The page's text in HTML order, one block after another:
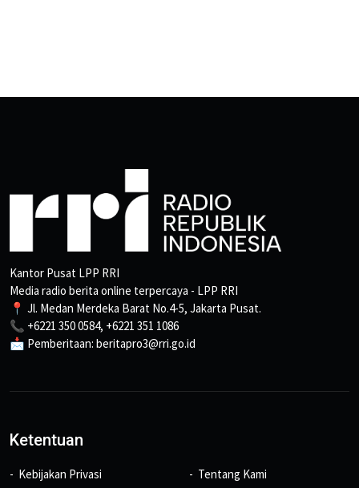
Kantor Pusat LPP RRI
Media radio berita online terpercaya - LPP RRI
📍 Jl. Medan Merdeka Barat No.4-5, Jakarta Pusat.
📞 +6221 350 0584, +6221 351 1086
📩 Pemberitaan: beritapro3@rri.go.id
Ketentuan
Kebijakan Privasi
Tentang Kami